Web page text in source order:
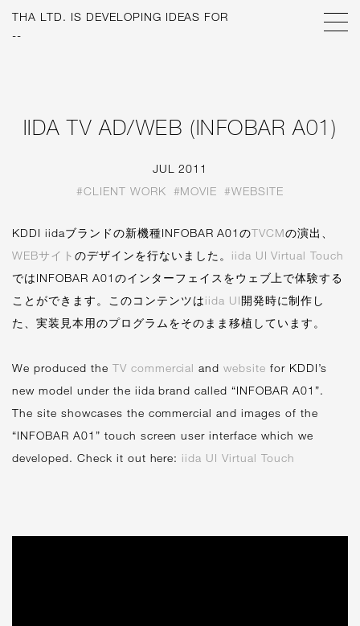
THA LTD. IS DEVELOPING IDEAS FOR
W@MG]V(PHZ@R:49=F[=-!
IIDA TV AD/WEB (INFOBAR A01)
JUL 2011
#CLIENT WORK #MOVIE #WEBSITE
KDDI iidaブランドの新機種INFOBAR A01のTVCMの演出、
WEBサイト のデザインを行ないました。 iida UI Virtual Touch
ではINFOBAR A01のインターフェイスをウェブ上で体験する
ことができます。このコンテンツはiida UI開発時に制作し
た、実装見本用のプログラムをそのまま移植しています。
We produced the TV commercial andwebsite for KDDI’s
new model under the iida brand called “INFOBAR A01”.
The site showcases the commercial and images of the
“INFOBAR A01” touch screen user interface which we
developed. Check it out here: iida UI Virtual Touch